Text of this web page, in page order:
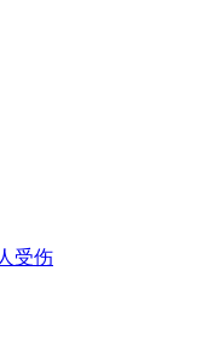
受伤